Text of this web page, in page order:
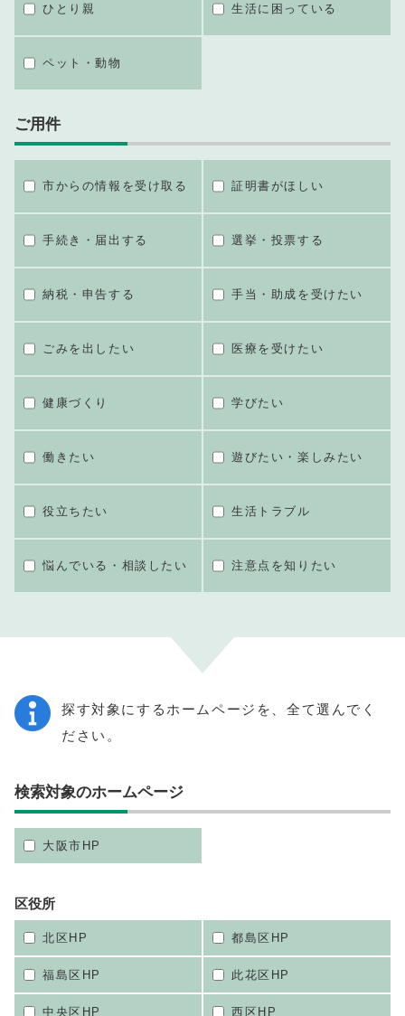
ひとり親 生活に困っている
ペット・動物
ご用件
市からの情報を受け取る 証明書がほしい
手続き・届出する 選挙・投票する
納税・申告する 手当・助成を受けたい
ごみを出したい 医療を受けたい
健康づくり 学びたい
働きたい 遊びたい・楽しみたい
役立ちたい 生活トラブル
悩んでいる・相談したい 注意点を知りたい
探す対象にするホームページを、全て選んでく
ださい。
検索対象のホームページ
大阪市HP
区役所
北区HP 都島区HP
福島区HP 此花区HP
中央区HP 西区HP